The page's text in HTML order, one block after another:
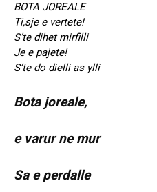
BOTA JOREALE
Ti,sje e vertete!
S’te dihet mirfilli
Je e pajete!
S’te do dielli as ylli
Bota joreale,
e varur ne mur
Sa e perdalle